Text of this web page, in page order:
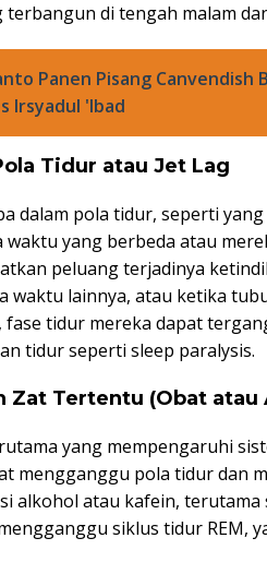
terbangun di tengah malam
Panen Pisang Canvendish
Irsyadul 'Ibad
Tidur atau Jet Lag
dalam pola tidur, seperti
yang berbeda atau
peluang terjadinya
waktu lainnya, atau ketika
tidur mereka dapat
tidur seperti sleep paralysis.
Zat Tertentu (Obat atau
yang mempengaruhi
mengganggu pola tidur dan
alkohol atau kafein,
siklus tidur REM,